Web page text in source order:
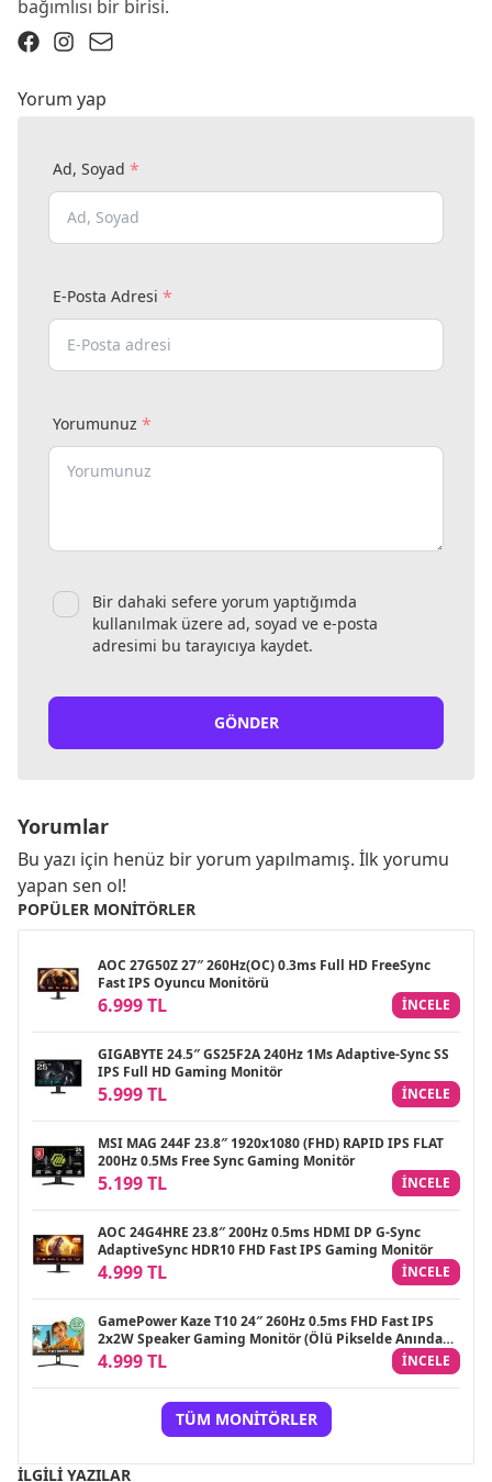
bağımlısı bir birisi.
Yorum yap
Ad, Soyad *
E-Posta Adresi *
Yorumunuz *
Bir dahaki sefere yorum yaptığımda
kullanılmak üzere ad, soyad ve e-posta
adresimi bu tarayıcıya kaydet.
GÖNDER
Yorumlar
Bu yazı için henüz bir yorum yapılmamış. İlk yorumu
yapan sen ol!
POPÜLER MONITÖRLER
AOC 27G50Z 27″ 260Hz(OC) 0.3ms Full HD FreeSync
Fast IPS Oyuncu Monitörü
6.999 TL INCELE
GIGABYTE 24.5″ GS25F2A 240Hz 1Ms Adaptive-Sync SS
IPS Full HD Gaming Monitör
5.999 TL INCELE
MSI MAG 244F 23.8″ 1920x1080 (FHD) RAPID IPS FLAT
200Hz 0.5Ms Free Sync Gaming Monitör
5.199 TL INCELE
AOC 24G4HRE 23.8″ 200Hz 0.5ms HDMI DP G-Sync
AdaptiveSync HDR10 FHD Fast IPS Gaming Monitör
4.999 TL INCELE
GamePower Kaze T10 24″ 260Hz 0.5ms FHD Fast IPS
2x2W Speaker Gaming Monitör (Ölü Pikselde Anında
Değişim)
4.999 TL INCELE
TÜM MONITÖRLER
İLGILI YAZILAR